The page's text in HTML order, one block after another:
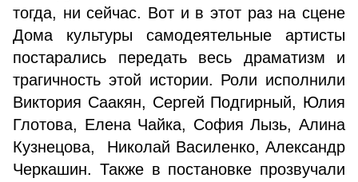
тогда, ни сейчас. Вот и в этот раз на сцене
Дома культуры самодеятельные артисты
постарались передать весь драматизм и
трагичность этой истории. Роли исполнили
Виктория Саакян, Сергей Подгирный, Юлия
Глотова, Елена Чайка, София Лызь, Алина
Кузнецова, Николай Василенко, Александр
Черкашин. Также в постановке прозвучали